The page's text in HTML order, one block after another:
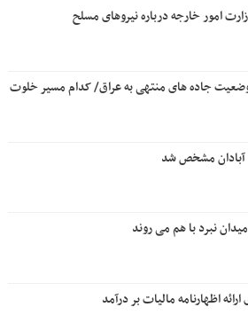
امور خارجه درباره نیروهای مسلح
جاده های منتهی به عراق/ کدام مسیر خلوت
مشخص شد
نبرد با هم می روند
اظهارنامه مالیات بر درآمد